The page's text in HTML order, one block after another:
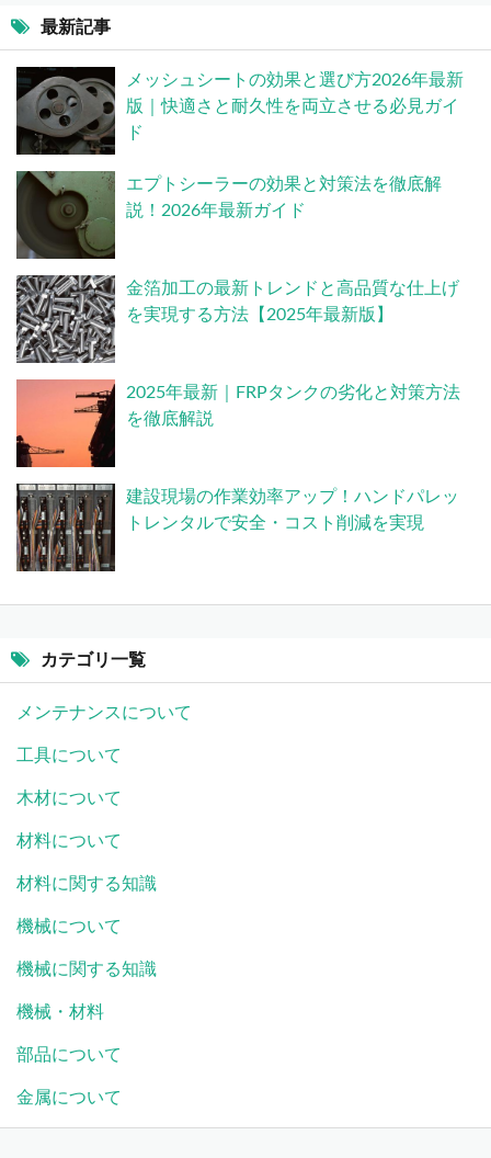
最新記事
メッシュシートの効果と選び方2026年最新
版｜快適さと耐久性を両立させる必見ガイ
ド
エプトシーラーの効果と対策法を徹底解
説！2026年最新ガイド
金箔加工の最新トレンドと高品質な仕上げ
を実現する方法【2025年最新版】
2025年最新｜FRPタンクの劣化と対策方法
を徹底解説
建設現場の作業効率アップ！ハンドパレッ
トレンタルで安全・コスト削減を実現
カテゴリ一覧
メンテナンスについて
工具について
木材について
材料について
材料に関する知識
機械について
機械に関する知識
機械・材料
部品について
金属について